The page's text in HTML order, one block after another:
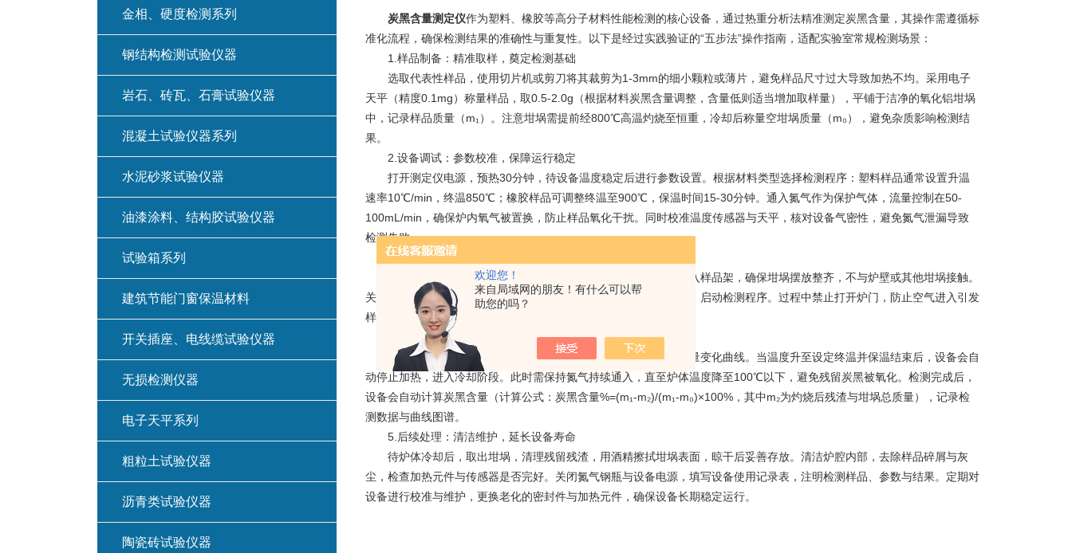
欢迎您！
来自局域网的朋友！有什么可以帮
助您的吗？
炭黑含量测定仪作为塑料、橡胶等高分子材料性能检测的核心设备，通过热重分析法精准测定炭黑含量，其操作需遵循标
准化流程，确保检测结果的准确性与重复性。以下是经过实践验证的“五步法”操作指南，适配实验室常规检测场景：
1.样品制备：精准取样，奠定检测基础
选取代表性样品，使用切片机或剪刀将其裁剪为1-3mm的细小颗粒或薄片，避免样品尺寸过大导致加热不均。采用电子
天平（精度0.1mg）称量样品，取0.5-2.0g（根据材料炭黑含量调整，含量低则适当增加取样量），平铺于洁净的氧化铝坩埚
中，记录样品质量（m₁）。注意坩埚需提前经800℃高温灼烧至恒重，冷却后称量空坩埚质量（m₀），避免杂质影响检测结
果。
2.设备调试：参数校准，保障运行稳定
打开测定仪电源，预热30分钟，待设备温度稳定后进行参数设置。根据材料类型选择检测程序：塑料样品通常设置升温
速率10℃/min，终温850℃；橡胶样品可调整终温至900℃，保温时间15-30分钟。通入氮气作为保护气体，流量控制在50-
100mL/min，确保炉内氧气被置换，防止样品氧化干扰。同时校准温度传感器与天平，核对设备气密性，避免氮气泄漏导致
检测失败。
3.样品装载：规范操作，避免污染干扰
待炉体温度降至室温后，打开炉门，将装有样品的坩埚平稳放入样品架，确保坩埚摆放整齐，不与炉壁或其他坩埚接触。
关闭炉门并锁紧，再次检查氮气流量是否稳定，确认设备无异常后，启动检测程序。过程中禁止打开炉门，防止空气进入引发
样品燃烧，同时避免触碰高温炉体，保障操作安全。
4.检测运行：实时监控，记录关键数据
炭黑含量测定仪 运行期间，通过显示屏实时观察温度曲线与质量变化曲线。当温度升至设定终温并保温结束后，设备会自
动停止加热，进入冷却阶段。此时需保持氮气持续通入，直至炉体温度降至100℃以下，避免残留炭黑被氧化。检测完成后，
设备会自动计算炭黑含量（计算公式：炭黑含量%=(m₁-m₂)/(m₁-m₀)×100%，其中m₂为灼烧后残渣与坩埚总质量），记录检
测数据与曲线图谱。
5.后续处理：清洁维护，延长设备寿命
待炉体冷却后，取出坩埚，清理残留残渣，用酒精擦拭坩埚表面，晾干后妥善存放。清洁炉腔内部，去除样品碎屑与灰
尘，检查加热元件与传感器是否完好。关闭氮气钢瓶与设备电源，填写设备使用记录表，注明检测样品、参数与结果。定期对
设备进行校准与维护，更换老化的密封件与加热元件，确保设备长期稳定运行。
金相、硬度检测系列
钢结构检测试验仪器
岩石、砖瓦、石膏试验仪器
混凝土试验仪器系列
水泥砂浆试验仪器
油漆涂料、结构胶试验仪器
试验箱系列
建筑节能门窗保温材料
开关插座、电线缆试验仪器
无损检测仪器
电子天平系列
粗粒土试验仪器
沥青类试验仪器
陶瓷砖试验仪器